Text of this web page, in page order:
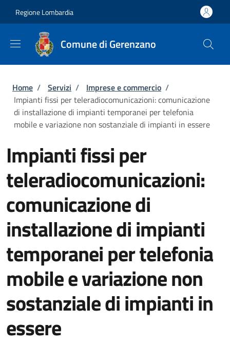
Regione Lombardia
Comune di Gerenzano
Briciole di pane
Home / Servizi / Imprese e commercio /
Impianti fissi per teleradiocomunicazioni: comunicazione
di installazione di impianti temporanei per telefonia
mobile e variazione non sostanziale di impianti in essere
Impianti fissi per
teleradiocomunicazioni:
comunicazione di
installazione di impianti
temporanei per telefonia
mobile e variazione non
sostanziale di impianti in
essere